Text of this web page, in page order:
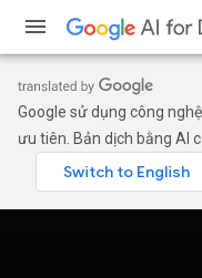
Google sử dụng công
ưu tiên. Bản dịch bằng AI